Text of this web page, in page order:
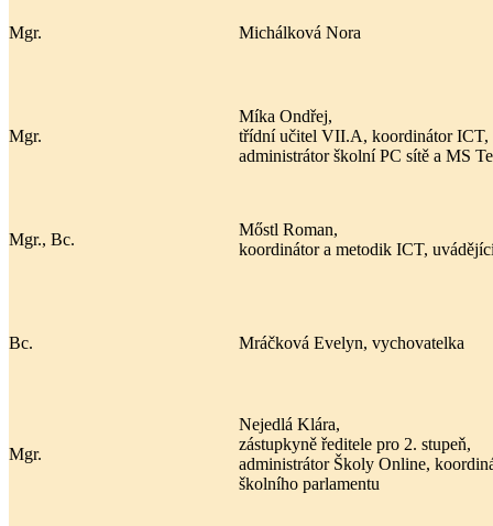
Mgr. Michálková Nora
Mgr.
Míka Ondřej,
třídní učitel VII.A, koordinátor ICT,
administrátor školní PC sítě a MS
Mgr., Bc.
Mőstl Roman,
koordinátor a metodik ICT,
Bc. Mráčková Evelyn, vychovatelka
Mgr.
Nejedlá Klára,
zástupkyně ředitele pro 2. stupeň,
administrátor Školy Online,
školního parlamentu